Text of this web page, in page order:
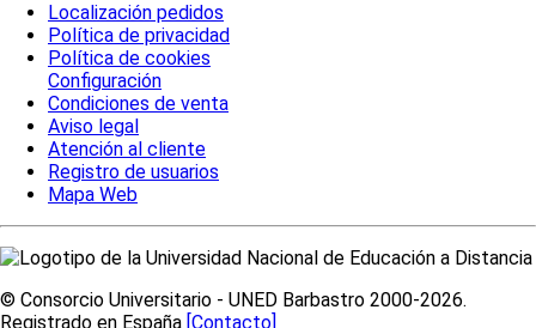
Localización pedidos
Política de privacidad
Política de cookies
Configuración
Condiciones de venta
Aviso legal
Atención al cliente
Registro de usuarios
Mapa Web
© Consorcio Universitario - UNED Barbastro 2000-2026.
Registrado en España [Contacto]